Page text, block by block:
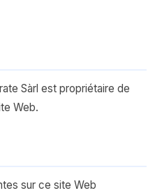
Sàrl est propriétaire de
Web.
sur ce site Web